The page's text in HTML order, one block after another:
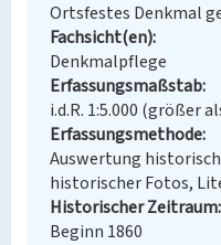
Ortsfestes Denkmal
Fachsicht(en)
Denkmalpflege
Erfassungsmaßstab
i.d.R. 1:5.000 (größer
Erfassungsmethode
Auswertung
historischer Fotos,
Historischer Zeitraum
Beginn 1860